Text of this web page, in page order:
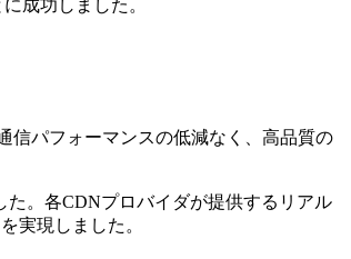
成功しました。
信パフォーマンスの低減なく、高品質の
。各CDNプロバイダが提供するリアル
実現しました。